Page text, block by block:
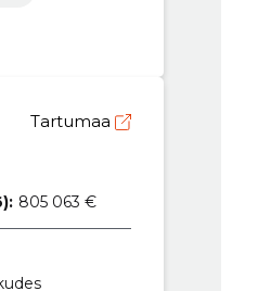
Tartumaa
805 063 €